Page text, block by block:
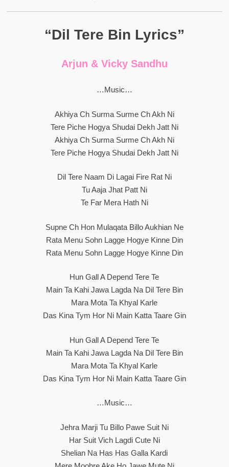
“Dil Tere Bin Lyrics”
Arjun & Vicky Sandhu
…Music…
Akhiya Ch Surma Surme Ch Akh Ni
Tere Piche Hogya Shudai Dekh Jatt Ni
Akhiya Ch Surma Surme Ch Akh Ni
Tere Piche Hogya Shudai Dekh Jatt Ni
Dil Tere Naam Di Lagai Fire Rat Ni
Tu Aaja Jhat Patt Ni
Te Far Mera Hath Ni
Supne Ch Hon Mulaqata Billo Aukhian Ne
Rata Menu Sohn Lagge Hogye Kinne Din
Rata Menu Sohn Lagge Hogye Kinne Din
Hun Gall A Depend Tere Te
Main Ta Kahi Jawa Lagda Na Dil Tere Bin
Mara Mota Ta Khyal Karle
Das Kina Tym Hor Ni Main Katta Taare Gin
Hun Gall A Depend Tere Te
Main Ta Kahi Jawa Lagda Na Dil Tere Bin
Mara Mota Ta Khyal Karle
Das Kina Tym Hor Ni Main Katta Taare Gin
…Music…
Jehra Marji Tu Billo Pawe Suit Ni
Har Suit Vich Lagdi Cute Ni
Shelian Na Has Has Galla Kardi